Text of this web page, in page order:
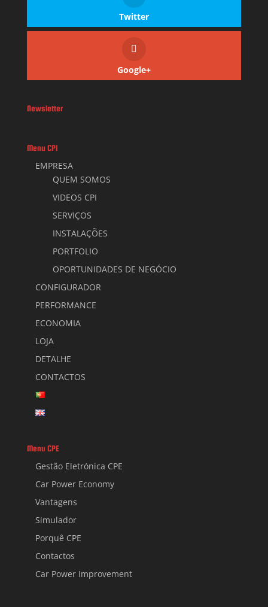
Twitter
Google+
Newsletter
Menu CPI
EMPRESA
QUEM SOMOS
VIDEOS CPI
SERVIÇOS
INSTALAÇÕES
PORTFOLIO
OPORTUNIDADES DE NEGÓCIO
CONFIGURADOR
PERFORMANCE
ECONOMIA
LOJA
DETALHE
CONTACTOS
Menu CPE
Gestão Eletrónica CPE
Car Power Economy
Vantagens
Simulador
Porquê CPE
Contactos
Car Power Improvement